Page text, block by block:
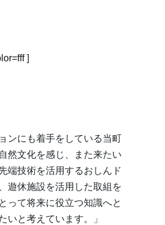
]
ンにも着手をしている当町
然文化を感じ、また来たい
端技術を活用するおしんド
遊休施設を活用した取組を
って将来に役立つ知識へと
いと考えています。」